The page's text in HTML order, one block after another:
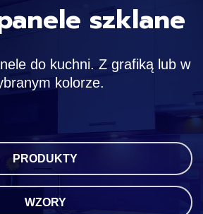
szklane
do kuchni. Z grafiką lub w
kolorze.
PRODUKTY
WZORY